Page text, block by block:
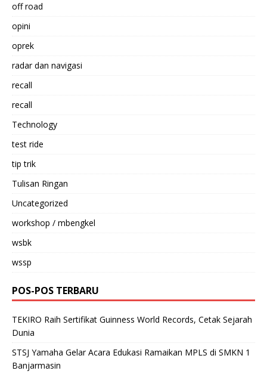
off road
opini
oprek
radar dan navigasi
recall
recall
Technology
test ride
tip trik
Tulisan Ringan
Uncategorized
workshop / mbengkel
wsbk
wssp
POS-POS TERBARU
TEKIRO Raih Sertifikat Guinness World Records, Cetak Sejarah
Dunia
STSJ Yamaha Gelar Acara Edukasi Ramaikan MPLS di SMKN 1
Banjarmasin